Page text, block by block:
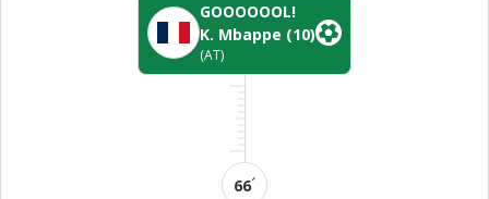
GOOOOOOL!
K. Mbappe (10)
(AT)
66´